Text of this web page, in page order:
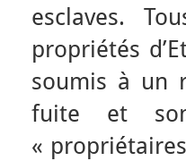
esclaves.
propriétés
soumis à un
fuite et
«